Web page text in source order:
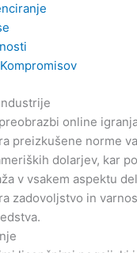
online
preizkušene norme
dolarjev, kar
v vsakem aspektu
zadovoljstvo in